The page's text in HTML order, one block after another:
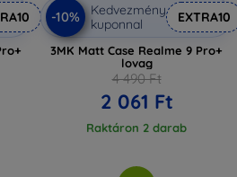
-10%
Kedvezmény
kuponnal
EXTRA10
3MK Matt Case Realme 9 Pro+
lovag
4 490 Ft
2 061 Ft
Raktáron 2 darab